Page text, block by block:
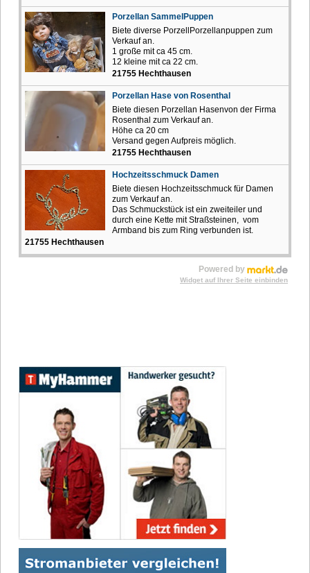
Porzellan SammelPuppen
Biete diverse PorzellPorzellanpuppen zum
Verkauf an.
1 große mit ca 45 cm.
12 kleine mit ca 22 cm.
21755 Hechthausen
Porzellan Hase von Rosenthal
Biete diesen Porzellan Hasenvon der Firma
Rosenthal zum Verkauf an.
Höhe ca 20 cm
Versand gegen Aufpreis möglich.
21755 Hechthausen
Hochzeitsschmuck Damen
Biete diesen Hochzeitsschmuck für Damen
zum Verkauf an.
Das Schmuckstück ist ein zweiteiler und
durch eine Kette mit Straßsteinen, vom
Armband bis zum Ring verbunden ist.
21755 Hechthausen
Powered by
Widget auf Ihrer Seite einbinden